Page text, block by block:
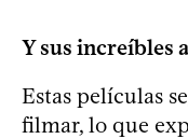
Y sus increíbles
Estas películas
filmar, lo que